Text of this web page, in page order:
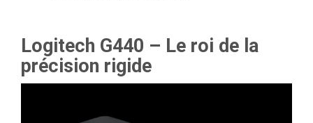
Logitech G440 – Le roi de la
précision rigide